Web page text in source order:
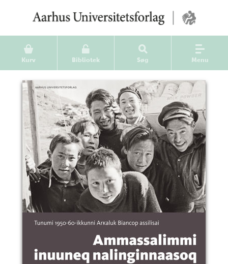
Kurv Bibliotek Søg Menu